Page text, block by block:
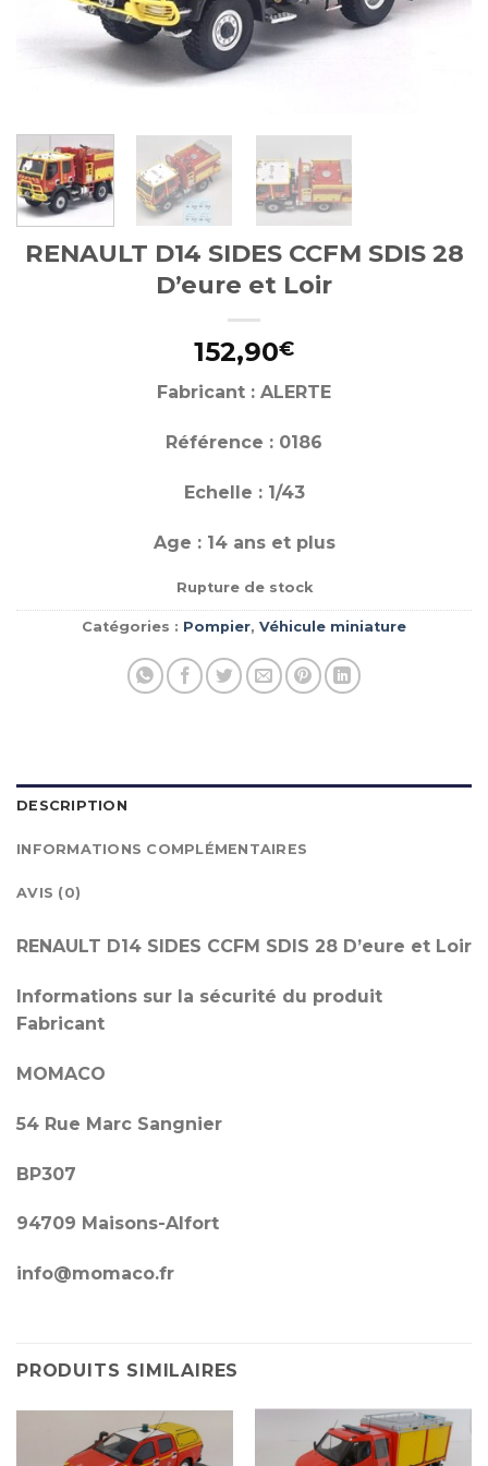
RENAULT D14 SIDES CCFM SDIS 28
D’eure et Loir
152,90€
Fabricant : ALERTE
Référence : 0186
Echelle : 1/43
Age : 14 ans et plus
Rupture de stock
Catégories : Pompier, Véhicule miniature
DESCRIPTION
INFORMATIONS COMPLÉMENTAIRES
AVIS (0)
RENAULT D14 SIDES CCFM SDIS 28 D’eure et Loir
Informations sur la sécurité du produit
Fabricant
MOMACO
54 Rue Marc Sangnier
BP307
94709 Maisons-Alfort
info@momaco.fr
PRODUITS SIMILAIRES